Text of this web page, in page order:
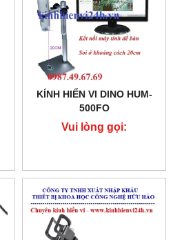
KÍNH HIỂN VI DINO HUM-
500FO
Vui lòng gọi: